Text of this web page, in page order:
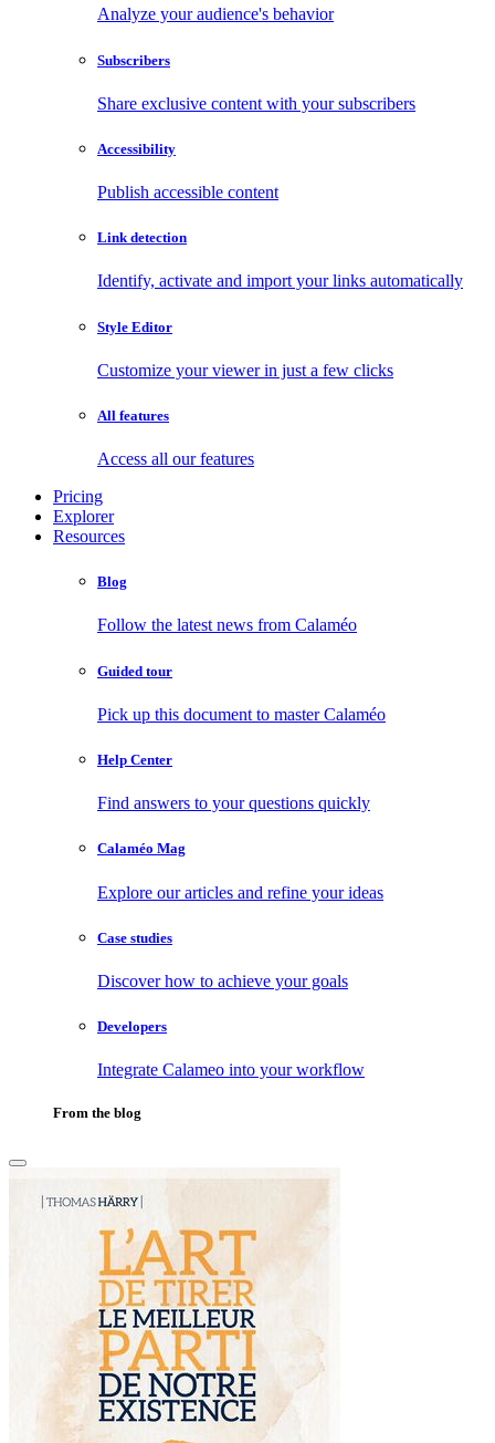
Analyze your audience's behavior
Subscribers
Share exclusive content with your subscribers
Accessibility
Publish accessible content
Link detection
Identify, activate and import your links automatically
Style Editor
Customize your viewer in just a few clicks
All features
Access all our features
Pricing
Explorer
Resources
Blog
Follow the latest news from Calaméo
Guided tour
Pick up this document to master Calaméo
Help Center
Find answers to your questions quickly
Calaméo Mag
Explore our articles and refine your ideas
Case studies
Discover how to achieve your goals
Developers
Integrate Calameo into your workflow
From the blog